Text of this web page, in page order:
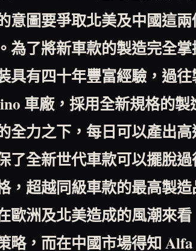
意圖要爭取北美及中國這
為了將新車款的製造完全掌
具有四十年豐富經驗，過
車廠，採用全新規格的
全力之下，每日可以產出
了全新世代車款可以擺脫
，超越同級車款的最高製
歐洲及北美造成的風潮來
略，而在中國市場得知Alfa